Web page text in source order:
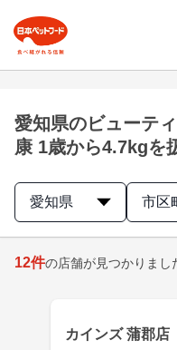
愛知県のビューテ
康 1歳から4.7kgを
愛知県 市区
12件の店舗が見つかりまし
カインズ 蒲郡店